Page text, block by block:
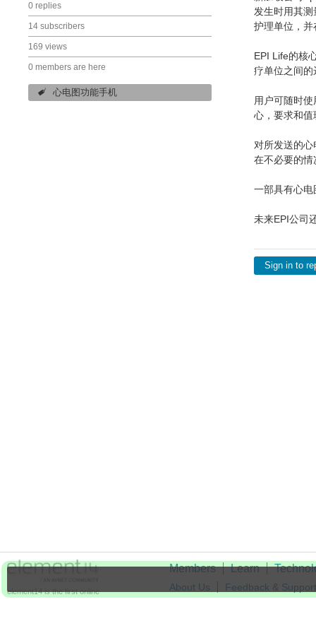
0 replies
14 subscribers
169 views
0 members are here
心电图功能手机
发生时用其
护理单位，
EPI Life的核
疗单位之间的
用户可随时
心，要求和
对所发送的
在不必要的
一部具有心
未来EPI公司
Sign in to
element14 is the first online
Members Learn
About Us
Feedback & Support